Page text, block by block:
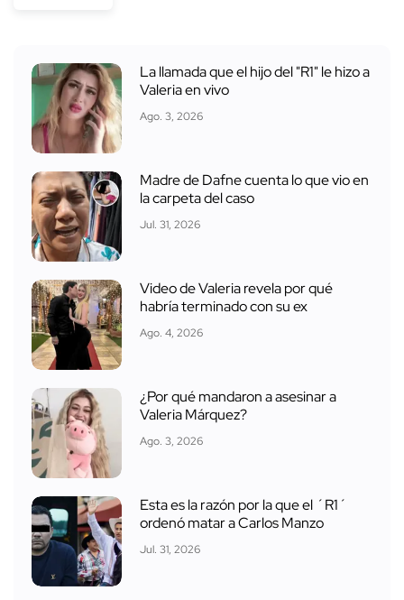
La llamada que el hijo del "R1" le hizo a
Valeria en vivo
Ago. 3, 2026
Madre de Dafne cuenta lo que vio en
la carpeta del caso
Jul. 31, 2026
Video de Valeria revela por qué
habría terminado con su ex
Ago. 4, 2026
¿Por qué mandaron a asesinar a
Valeria Márquez?
Ago. 3, 2026
Esta es la razón por la que el ´R1´
ordenó matar a Carlos Manzo
Jul. 31, 2026